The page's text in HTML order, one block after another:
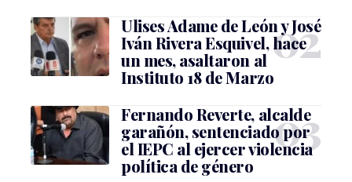
Ulises Adame de León y José
Iván Rivera Esquivel, hace
un mes, asaltaron al
Instituto 18 de Marzo
Fernando Reverte, alcalde
garañón, sentenciado por
el IEPC al ejercer violencia
política de género